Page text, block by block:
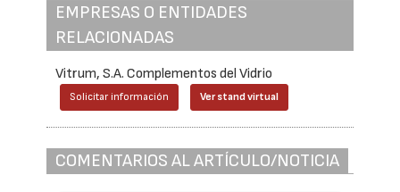
EMPRESAS O ENTIDADES
RELACIONADAS
Vitrum, S.A. Complementos del Vidrio
Solicitar información Ver stand virtual
COMENTARIOS AL ARTÍCULO/NOTICIA